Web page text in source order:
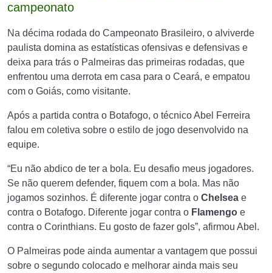
campeonato
Na décima rodada do Campeonato Brasileiro, o alviverde
paulista domina as estatísticas ofensivas e defensivas e
deixa para trás o Palmeiras das primeiras rodadas, que
enfrentou uma derrota em casa para o Ceará, e empatou
com o Goiás, como visitante.
Após a partida contra o Botafogo, o técnico Abel Ferreira
falou em coletiva sobre o estilo de jogo desenvolvido na
equipe.
“Eu não abdico de ter a bola. Eu desafio meus jogadores.
Se não querem defender, fiquem com a bola. Mas não
jogamos sozinhos. É diferente jogar contra o Chelsea e
contra o Botafogo. Diferente jogar contra o Flamengo e
contra o Corinthians. Eu gosto de fazer gols”, afirmou Abel.
O Palmeiras pode ainda aumentar a vantagem que possui
sobre o segundo colocado e melhorar ainda mais seu